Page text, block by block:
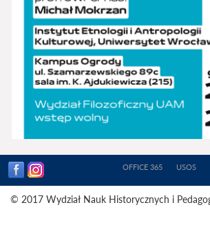
OFFICE 365 USOS
© 2017 Wydział Nauk Historycznych i